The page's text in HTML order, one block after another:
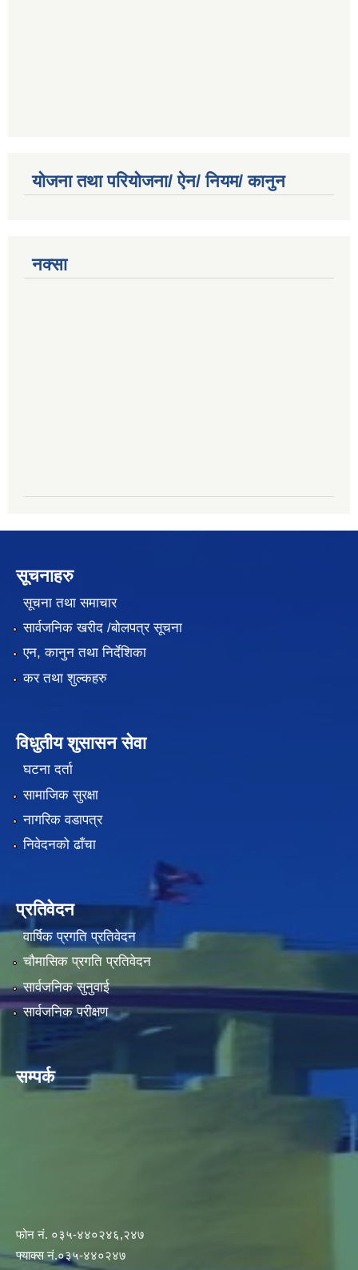
योजना तथा परियोजना/ ऐन/ नियम/ कानुन
नक्सा
सूचनाहरु
सूचना तथा समाचार
सार्वजनिक खरीद /बोलपत्र सूचना
एन, कानुन तथा निर्देशिका
कर तथा शुल्कहरु
विधुतीय शुसासन सेवा
घटना दर्ता
सामाजिक सुरक्षा
नागरिक वडापत्र
निवेदनको ढाँचा
प्रतिवेदन
वार्षिक प्रगति प्रतिवेदन
चौमासिक प्रगति प्रतिवेदन
सार्वजनिक सुनुवाई
सार्वजनिक परीक्षण
सम्पर्क
फोन नं. ०३५-४४०२४६,२४७
फ्याक्स नं.०३५-४४०२४७